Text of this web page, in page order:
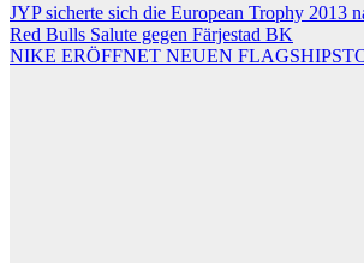
Beitragsnavigation
JYP sicherte sich die European Trophy 2013
Red Bulls Salute gegen Färjestad BK
NIKE ERÖFFNET NEUEN